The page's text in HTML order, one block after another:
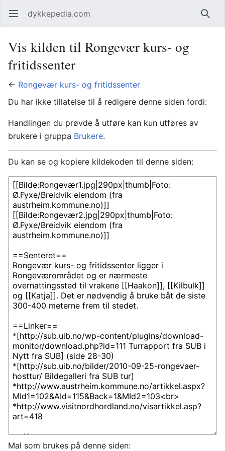
Åpne hovedmenyen dykkepedia.com Søk
Vis kilden til Rongevær kurs- og
fritidssenter
← Rongevær kurs- og fritidssenter
Du har ikke tillatelse til å redigere denne siden fordi:
Handlingen du prøvde å utføre kan kun utføres av
brukere i gruppa Brukere.
Du kan se og kopiere kildekoden til denne siden:
Mal som brukes på denne siden: